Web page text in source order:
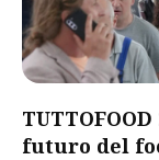
futuro del